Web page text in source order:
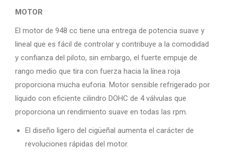
MOTOR
El motor de 948 cc tiene una entrega de potencia suave y
lineal que es fácil de controlar y contribuye a la comodidad
y confianza del piloto, sin embargo, el fuerte empuje de
rango medio que tira con fuerza hacia la línea roja
proporciona mucha euforia. Motor sensible refrigerado por
líquido con eficiente cilindro DOHC de 4 válvulas que
proporciona un rendimiento suave en todas las rpm.
El diseño ligero del cigüeñal aumenta el carácter de
revoluciones rápidas del motor.